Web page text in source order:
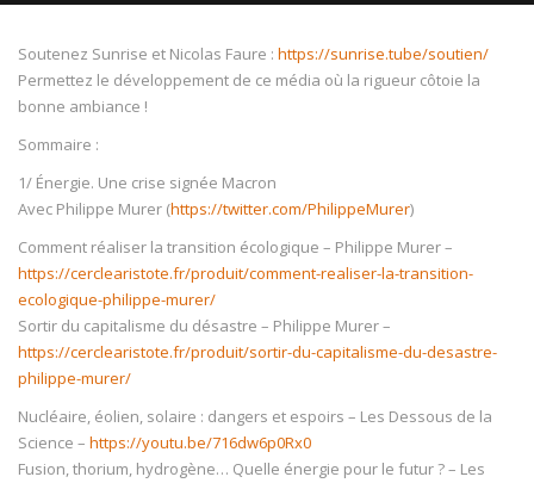
Soutenez Sunrise et Nicolas Faure : https://sunrise.tube/soutien/
Permettez le développement de ce média où la rigueur côtoie la
bonne ambiance !
Sommaire :
1/ Énergie. Une crise signée Macron
Avec Philippe Murer (https://twitter.com/PhilippeMurer)
Comment réaliser la transition écologique – Philippe Murer –
https://cerclearistote.fr/produit/comment-realiser-la-transition-
ecologique-philippe-murer/
Sortir du capitalisme du désastre – Philippe Murer –
https://cerclearistote.fr/produit/sortir-du-capitalisme-du-desastre-
philippe-murer/
Nucléaire, éolien, solaire : dangers et espoirs – Les Dessous de la
Science – https://youtu.be/716dw6p0Rx0
Fusion, thorium, hydrogène… Quelle énergie pour le futur ? – Les